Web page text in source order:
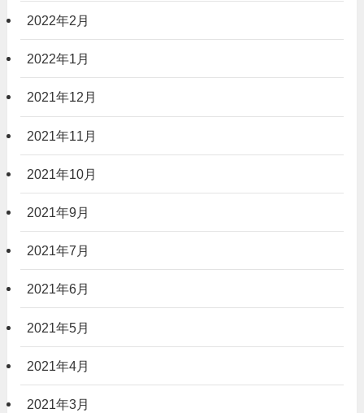
2022年2月
2022年1月
2021年12月
2021年11月
2021年10月
2021年9月
2021年7月
2021年6月
2021年5月
2021年4月
2021年3月